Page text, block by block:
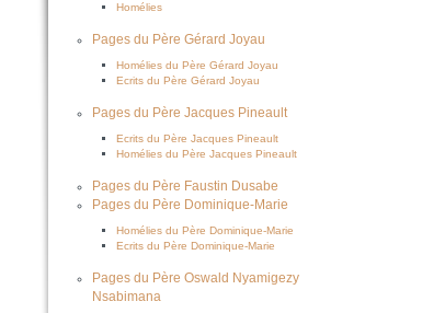
Homélies
Pages du Père Gérard Joyau
Homélies du Père Gérard Joyau
Ecrits du Père Gérard Joyau
Pages du Père Jacques Pineault
Ecrits du Père Jacques Pineault
Homélies du Père Jacques Pineault
Pages du Père Faustin Dusabe
Pages du Père Dominique-Marie
Homélies du Père Dominique-Marie
Ecrits du Père Dominique-Marie
Pages du Père Oswald Nyamigezy
Nsabimana